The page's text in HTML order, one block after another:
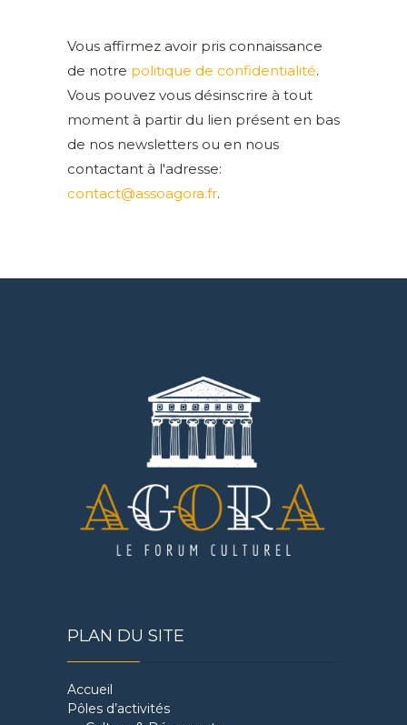
Vous affirmez avoir pris connaissance
de notre politique de confidentialité.
Vous pouvez vous désinscrire à tout
moment à partir du lien présent en bas
de nos newsletters ou en nous
contactant à l'adresse:
contact@assoagora.fr.
PLAN DU SITE
Accueil
Pôles d’activités